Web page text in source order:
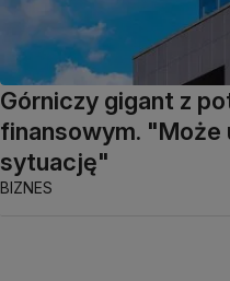
Górniczy gigant z
finansowym. "Może
sytuację"
BIZNES